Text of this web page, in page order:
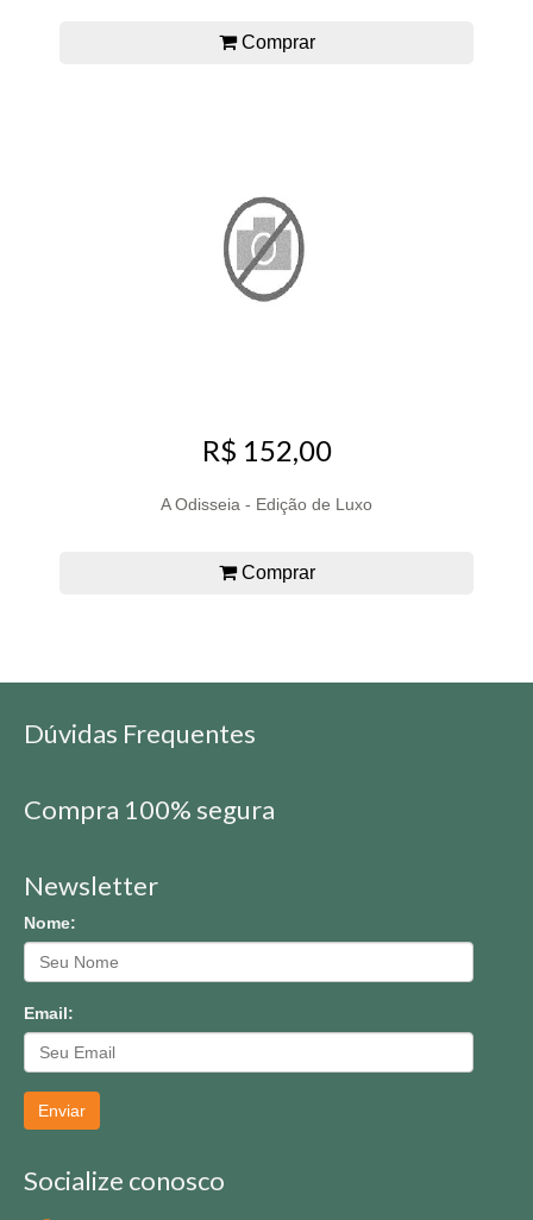
Comprar
R$ 152,00
A Odisseia - Edição de Luxo
Comprar
Dúvidas Frequentes
Compra 100% segura
Newsletter
Nome:
Email:
Enviar
Socialize conosco